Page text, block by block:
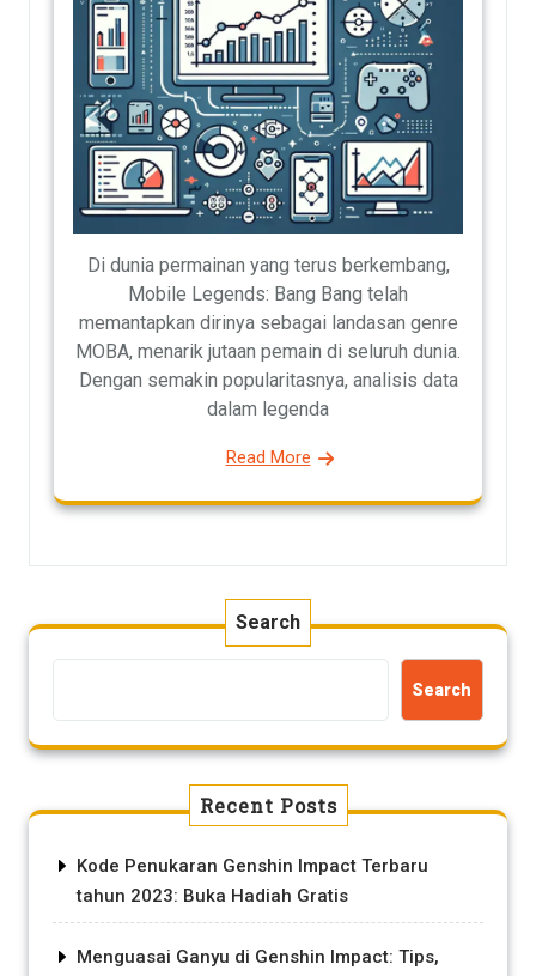
Di dunia permainan yang terus berkembang,
Mobile Legends: Bang Bang telah
memantapkan dirinya sebagai landasan genre
MOBA, menarik jutaan pemain di seluruh dunia.
Dengan semakin popularitasnya, analisis data
dalam legenda
Read More
Search
Search
Recent Posts
Kode Penukaran Genshin Impact Terbaru
tahun 2023: Buka Hadiah Gratis
Menguasai Ganyu di Genshin Impact: Tips,